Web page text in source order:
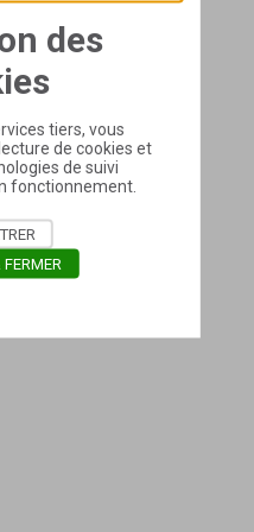
des
tiers, vous
de cookies et
de suivi
fonctionnement.
FERMER